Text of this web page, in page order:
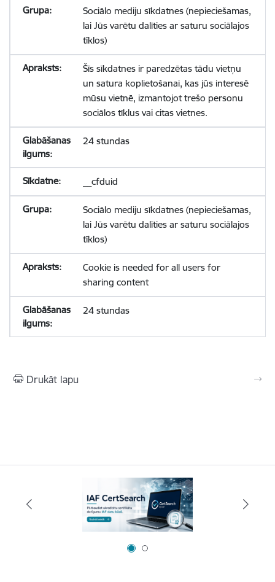
Sociālo mediju sīkdatnes (nepieciešamas,
lai Jūs varētu dalīties ar saturu sociālajos
tīklos)
Šīs sīkdatnes ir paredzētas tādu vietņu
un satura koplietošanai, kas jūs interesē
mūsu vietnē, izmantojot trešo personu
sociālos tīklus vai citas vietnes.
24 stundas
__cfduid
Sociālo mediju sīkdatnes (nepieciešamas,
lai Jūs varētu dalīties ar saturu sociālajos
tīklos)
Cookie is needed for all users for
sharing content
24 stundas
Drukāt lapu